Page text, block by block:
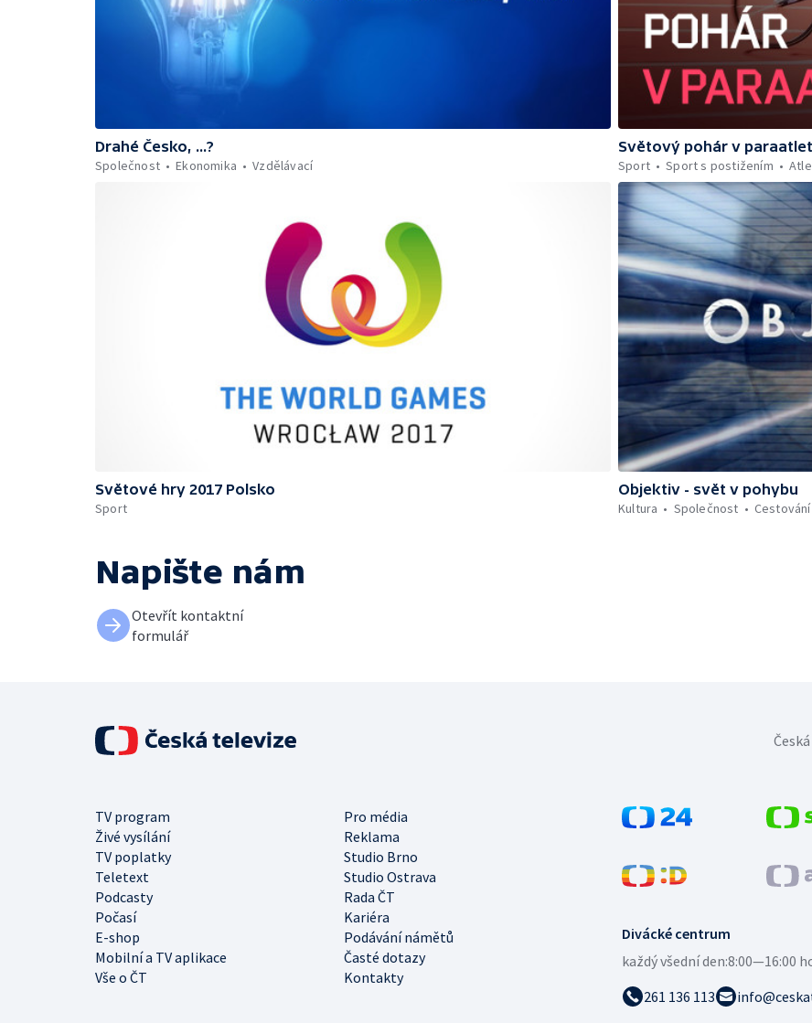
Drahé Česko, ...?
Společnost
Ekonomika Vzdělávací
Světový pohár v
Sport
Sport s postižením
Světové hry 2017 Polsko
Sport
Objektiv - svět v pohybu
Kultura
Společnost Cestování
Napište nám
Otevřít kontaktní
formulář
Divácké centrum
každý všední den:8:00—16:00
261 136 113
TV program
Pro média
Živé vysílání
Reklama
TV poplatky
Studio Brno
Teletext
Studio Ostrava
Podcasty
Rada ČT
Počasí
Kariéra
E-shop
Podávání námětů
Mobilní a TV aplikace
Časté dotazy
Vše o ČT
Kontakty